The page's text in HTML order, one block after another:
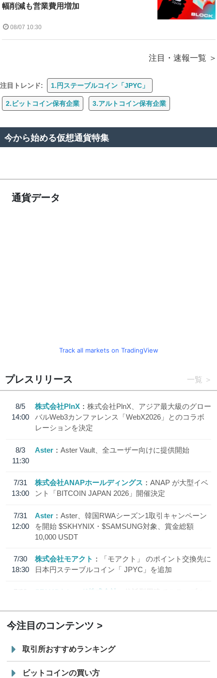
幅削減も営業費用増加
08/07 10:30
注目・速報一覧
注目トレンド: 1.円ステーブルコイン「JPYC」
2.ビットコイン保有企業 3.アルトコイン保有企業
今から始める仮想通貨特集
通貨データ
Track all markets on TradingView
プレスリリース 一覧
8/5
14:00
株式会社PlnX
株式会社PlnX、アジア最大級のグロー
バルWeb3カンファレンス「WebX2026」とのコラボ
レーションを決定
8/3
11:30
Aster Aster Vault、全ユーザー向けに提供開始
7/31
13:00
株式会社ANAPホールディングス
ANAP が大型イベ
ント「BITCOIN JAPAN 2026」開催決定
7/31
12:00
Aster
Aster、韓国RWAシーズン1取引キャンペーン
を開始 $SKHYNIX・$SAMSUNG対象、賞金総額
10,000 USDT
7/30
18:30
株式会社モアクト
「モアクト」 のポイント交換先に
日本円ステーブルコイン「 JPYC」を追加
7/29
SBI VCトレード株式会社
信託型円建てステーブル
今注目のコンテンツ
取引所おすすめランキング
ビットコインの買い方